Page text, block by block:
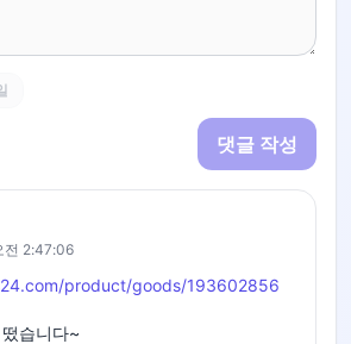
댓글 작성
전 2:47:06
product/goods/193602856
습니다~